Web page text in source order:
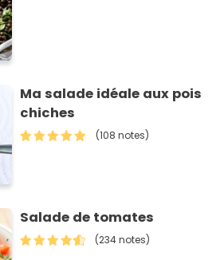
Ma salade idéale aux pois
chiches
(108 notes)
Salade de tomates
(234 notes)